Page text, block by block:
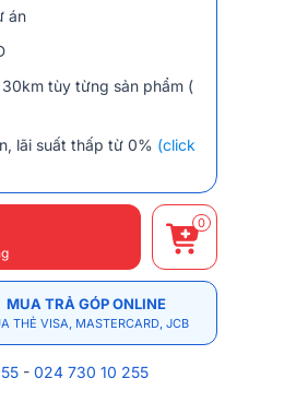
án
tùy từng sản phẩm (
lãi suất thấp từ 0% (click
0
MUA TRẢ GÓP ONLINE
THẺ VISA, MASTERCARD, JCB
- 024 730 10 255